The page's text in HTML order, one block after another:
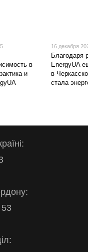
в
и
16 декабря
Благодаря
EnergyUA
в
стала